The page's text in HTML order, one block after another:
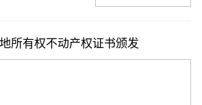
所有权不动产权证书颁发